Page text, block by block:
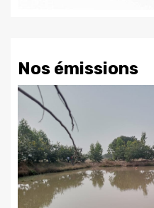
Nos émissions